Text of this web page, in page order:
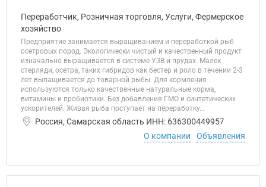
Переработчик, Розничная торговля, Услуги, Фермерское
хозяйство
Предприятие занимается выращиванием и переработкой рыб
осетровых пород. Экологически чистый и качественный продукт
изначально выращивается в системе УЗВ и прудах. Малек
стерляди, осетра, таких гибридов как бестер и роло в течении 2-3
лет выпащивается до товарной рыбы. Для кормления
используются только качественные натуральные корма,
витамины и пробиотики. Без добавления ГМО и синтетических
ускорителей. Живая рыба поступает на переработку...
Россия, Самарская область ИНН: 636300449957
О компании
Объявления